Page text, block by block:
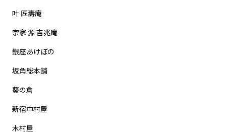
叶 匠壽庵
宗家 源 吉兆庵
銀座あけぼの
坂角総本舖
葵の倉
新宿中村屋
木村屋